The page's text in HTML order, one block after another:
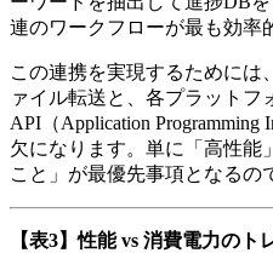
連のワークフローが最も効率
この連携を実現するためには
ァイル転送と、各プラットフ
API（Application
欠になります。単に「高性能
こと」が最優先事項となるの
【表3】性能 vs 消費電力の